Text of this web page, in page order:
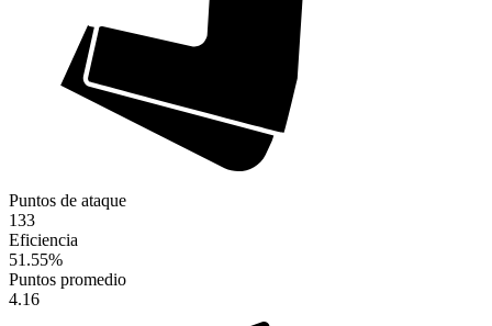
Puntos de ataque
133
Eficiencia
51.55%
Puntos promedio
4.16